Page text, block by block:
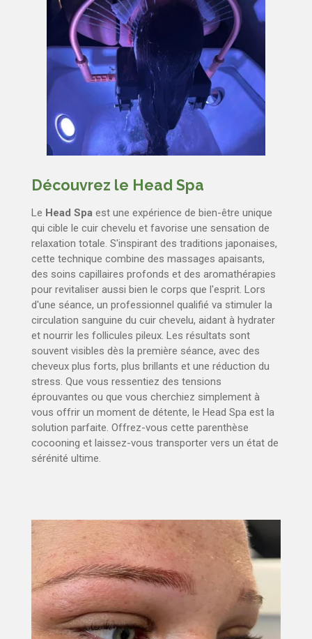
Découvrez le Head Spa
Le Head Spaest une expérience de bien-être unique
qui cible le cuir chevelu et favorise une sensation de
relaxation totale. S'inspirant des traditions japonaises,
cette technique combine des massages apaisants,
des soins capillaires profonds et des aromathérapies
pour revitaliser aussi bien le corps que l'esprit. Lors
d'une séance, un professionnel qualifié va stimuler la
circulation sanguine du cuir chevelu, aidant à hydrater
et nourrir les follicules pileux. Les résultats sont
souvent visibles dès la première séance, avec des
cheveux plus forts, plus brillants et une réduction du
stress. Que vous ressentiez des tensions
éprouvantes ou que vous cherchiez simplement à
vous offrir un moment de détente, le Head Spa est la
solution parfaite. Offrez-vous cette parenthèse
cocooning et laissez-vous transporter vers un état de
sérénité ultime.